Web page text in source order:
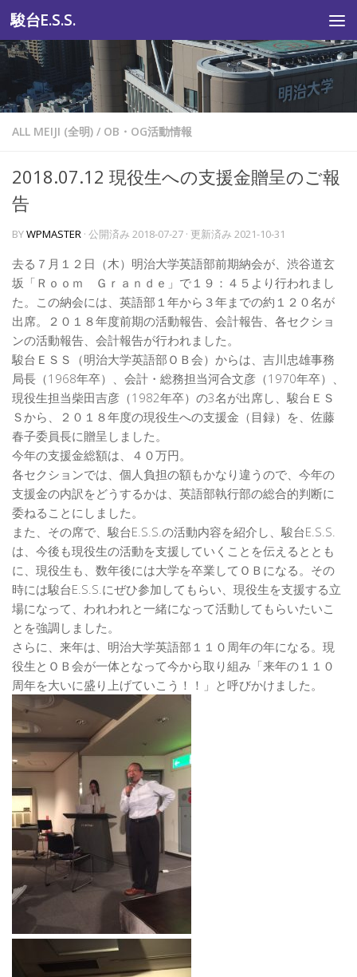
コンテンツへスキップ
駿台E.S.S.
ALL MEIJI (全明) / OB・OG活動情報
2018.07.12 現役生への支援金贈呈のご報
告
BYWPMASTER · 公開済み 2018-07-27 · 更新済み 2021-10-31
去る７月１２日（木）明治大学英語部前期納会が、渋谷道玄
坂「Ｒｏｏｍ Ｇｒａｎｄｅ」で１９：４５より行われまし
た。この納会には、英語部１年から３年までの約１２０名が
出席。２０１８年度前期の活動報告、会計報告、各セクショ
ンの活動報告、会計報告が行われました。
駿台ＥＳＳ（明治大学英語部ＯＢ会）からは、吉川忠雄事務
局長（1968年卒）、会計・総務担当河合文彦（1970年卒）、
現役生担当柴田吉彦（1982年卒）の3名が出席し、駿台ＥＳ
Ｓから、２０１８年度の現役生への支援金（目録）を、佐藤
春子委員長に贈呈しました。
今年の支援金総額は、４０万円。
各セクションでは、個人負担の額もかなり違うので、今年の
支援金の内訳をどうするかは、英語部執行部の総合的判断に
委ねることにしました。
また、その席で、駿台E.S.S.の活動内容を紹介し、駿台E.S.S.
は、今後も現役生の活動を支援していくことを伝えるととも
に、現役生も、数年後には大学を卒業してＯＢになる。その
時には駿台E.S.S.にぜひ参加してもらい、現役生を支援する立
場になって、われわれと一緒になって活動してもらいたいこ
とを強調しました。
さらに、来年は、明治大学英語部１１０周年の年になる。現
役生とＯＢ会が一体となって今から取り組み「来年の１１０
周年を大いに盛り上げていこう！！」と呼びかけました。